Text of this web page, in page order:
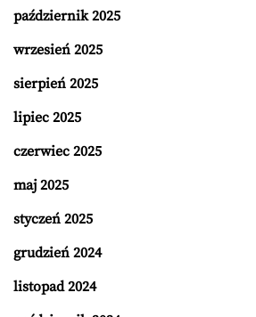
październik 2025
wrzesień 2025
sierpień 2025
lipiec 2025
czerwiec 2025
maj 2025
styczeń 2025
grudzień 2024
listopad 2024